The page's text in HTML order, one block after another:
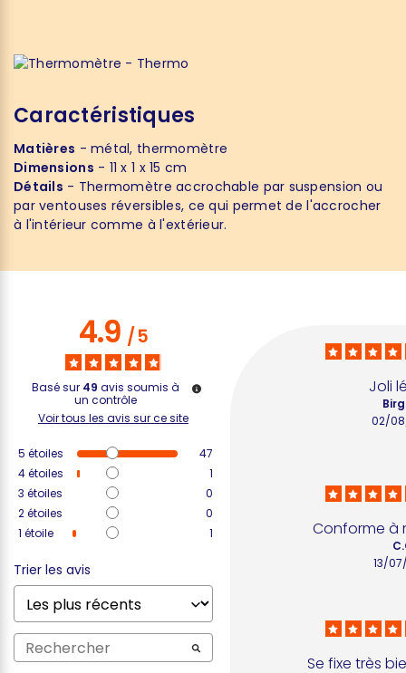
Caractéristiques
Matières - métal, thermomètre
Dimensions - 11 x 1 x 15 cm
Détails - Thermomètre accrochable par suspension ou
par ventouses réversibles, ce qui permet de l'accrocher
à l'intérieur comme à l'extérieur.
4.9/5
Basé sur 49 avis soumis à
un contrôle
Voir tous les avis sur ce site
5 étoiles
47
4étoiles
1
3 étoiles
0
2étoiles
0
1 étoile 1
Trier les avis
Joli
02/
Conforme à
13/
Se fixe très